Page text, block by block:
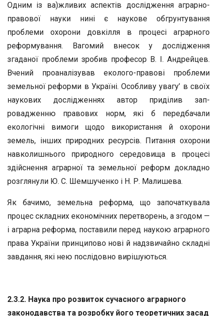
Одним із ва)жливих аспектів дослідження аграрно-
правової нау­ки нині є наукове обгрунтування
проблеми охорони довкілля в процесі аграрного
реформування. Вагомий внесок у дослідження
згаданої проблеми зробив професор В. І. Андрейцев.
Вчений про­аналізував еколого-правові проблеми
земельної реформи в Україні. Особливу увагу’ в своїх
наукових дослідженнях автор приділив зап­
ровадженню правових норм, які б передбачали
екологічні вимоги щодо використання й охорони
земель, інших природних ресурсів. Питання охорони
навколишнього природного середовища в проце­сі
здійснення аграрної та земельної реформ докладно
розглянули Ю. С. Шемшученко і Н. Р. Малишева.
Як бачимо, земельна реформа, що започаткувала
процес склад­них економічних перетворень, а згодом —
і аграрна реформа, пос­тавили перед наукою аграрного
права України принципово нові й надзвичайно складні
завдання, які нею послідовно вирішуються.
2.3.2. Наука про розвиток сучасного аграрного
законодавства та розробку його теоретичних засад